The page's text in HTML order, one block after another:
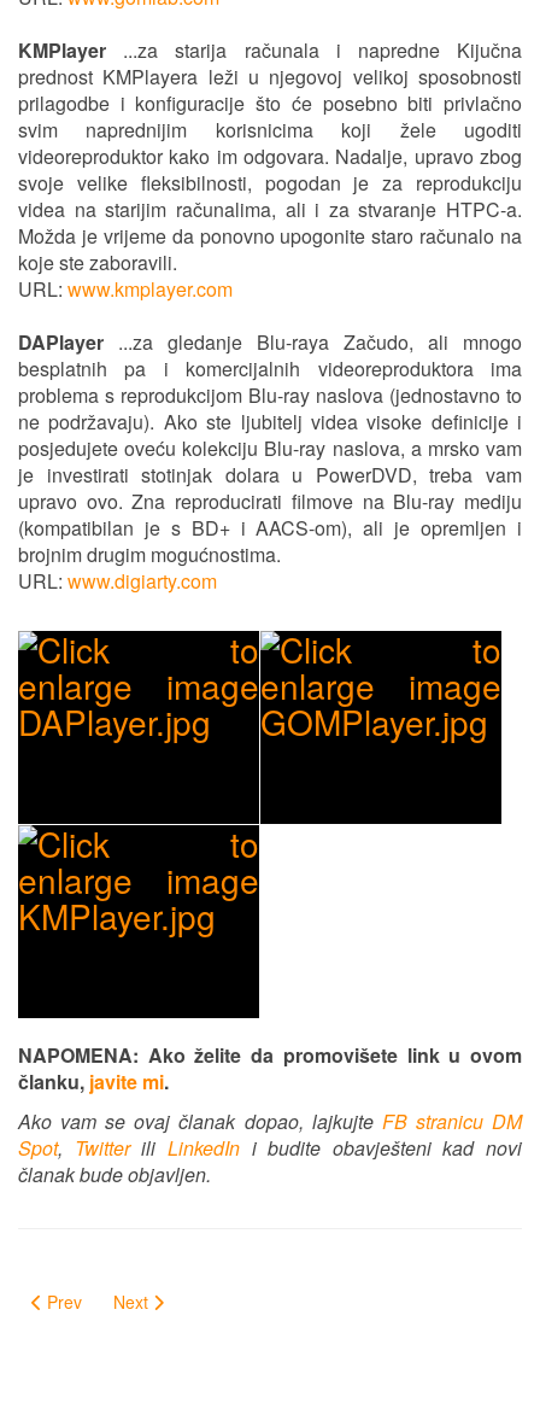
KMPlayer ...za starija računala i napredne Kijučna
prednost KMPlayera leži u njegovoj velikoj sposobnosti
prilagodbe i konfiguracije što će posebno biti privlačno
svim naprednijim korisnicima koji žele ugoditi
videoreproduktor kako im odgovara. Nadalje, upravo zbog
svoje velike fleksibilnosti, pogodan je za reprodukciju
videa na starijim računalima, ali i za stvaranje HTPC-a.
Možda je vrijeme da ponovno upogonite staro računalo na
koje ste zaboravili.
URL: www.kmplayer.com
DAPlayer ...za gledanje Blu-raya Začudo, ali mnogo
besplatnih pa i komercijalnih videoreproduktora ima
problema s reprodukcijom Blu-ray naslova (jednostavno to
ne podržavaju). Ako ste ljubitelj videa visoke definicije i
posjedujete oveću kolekciju Blu-ray naslova, a mrsko vam
je investirati stotinjak dolara u PowerDVD, treba vam
upravo ovo. Zna reproducirati filmove na Blu-ray mediju
(kompatibilan je s BD+ i AACS-om), ali je opremljen i
brojnim drugim mogućnostima.
URL: www.digiarty.com
NAPOMENA: Ako želite da promovišete link u ovom
članku, javite mi.
Ako vam se ovaj članak dopao, lajkujte FB stranicu DM
Spot, Twitterili LinkedIni budite obavješteni kad novi
članak bude objavljen.
Prev Next